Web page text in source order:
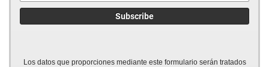
Los datos que proporciones mediante este formulario serán tratados